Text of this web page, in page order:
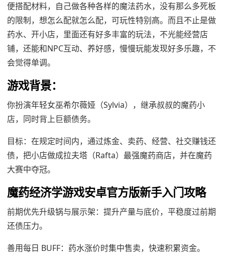
便搭配材料，自己做各种各样的魔法药水，没有那么多死板
的限制，想怎么配就怎么配，可玩性特别高。而且不止是做
药水、开小店，里面还有好多丰富的玩法，不光能经营店
铺，还能和NPC互动、养好感，慢慢玩能发现好多乐趣，不
会觉得单调。
游戏背景：
你扮演年轻女巫希尔薇娅（Sylvia），继承叔叔的魔药小
店，同时背上巨额债务。
目标：在规定时间内，通过炼金、卖药、经营、社交赚钱还
债，把小店做成拉夫塔（Rafta）最强魔药商店，并在魔药
大赛中夺冠。
魔药经济学游戏安卓官方版新手入门攻略
前期优先升级锅与展示架：提升产量与底价，平稳度过前期
还债压力。
善用每日 BUFF：药水涨价时集中售卖，快速积累资金。